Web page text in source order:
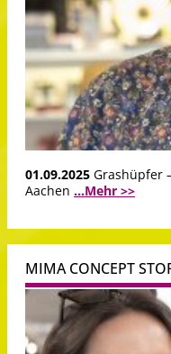
01.09.2025 Grashüpfer
Aachen ...Mehr >>
MIMA CONCEPT